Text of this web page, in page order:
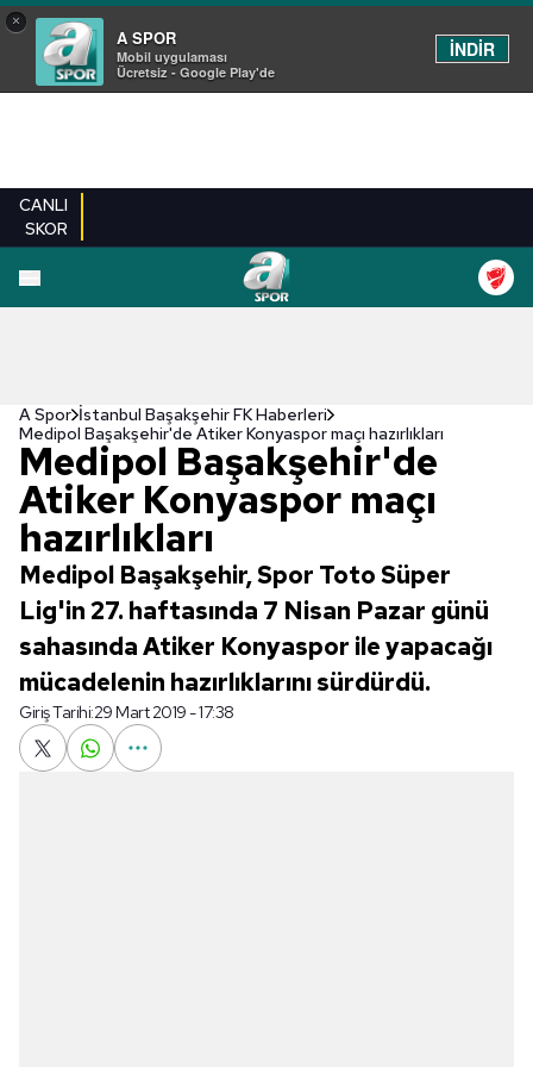
×
A SPOR
Mobil uygulaması
Ücretsiz - Google Play'de
İNDİR
CANLI
SKOR
A Spor İstanbul Başakşehir FK Haberleri
Medipol Başakşehir'de Atiker Konyaspor maçı hazırlıkları
Medipol Başakşehir'de
Atiker Konyaspor maçı
hazırlıkları
Medipol Başakşehir, Spor Toto Süper
Lig'in 27. haftasında 7 Nisan Pazar günü
sahasında Atiker Konyaspor ile yapacağı
mücadelenin hazırlıklarını sürdürdü.
Giriş Tarihi:29 Mart 2019 - 17:38